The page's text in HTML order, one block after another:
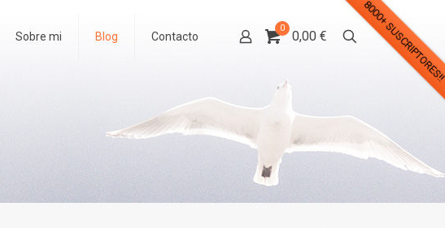
8000+
Sobre mi Blog Contacto
0
0,00 €